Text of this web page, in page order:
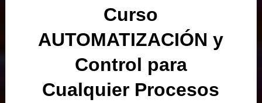
Curso
AUTOMATIZACIÓN y
Control para
Cualquier Procesos